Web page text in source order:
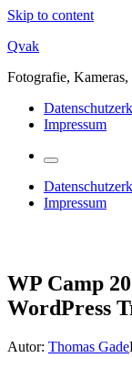
Skip to content
Qvak
Fotografie,
Impressum
Impressum
WP Camp
WordPress
Autor: Thomas Gade